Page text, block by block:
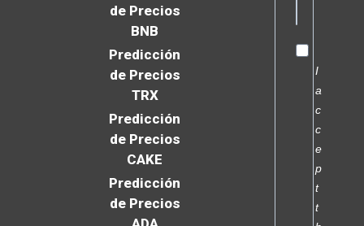
de Precios
BNB
Predicción
de Precios
TRX
Predicción
de Precios
CAKE
Predicción
de Precios
I
a
c
c
e
p
t
t